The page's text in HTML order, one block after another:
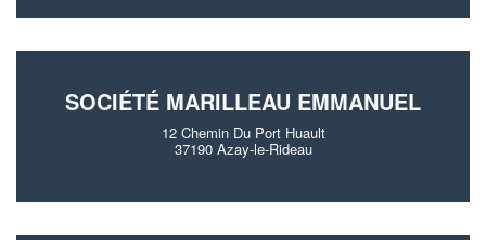
SOCIÉTÉ MARILLEAU EMMANUEL
12 Chemin Du Port Huault
37190 Azay-le-Rideau